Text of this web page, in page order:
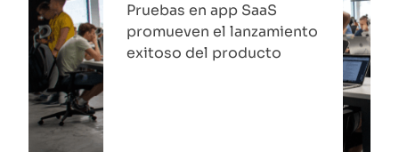
Pruebas en app SaaS
promueven el lanzamiento
exitoso del producto